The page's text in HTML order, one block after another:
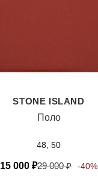
STONE ISLAND
Поло
48, 50
15 000 ₽29 000₽ -40%